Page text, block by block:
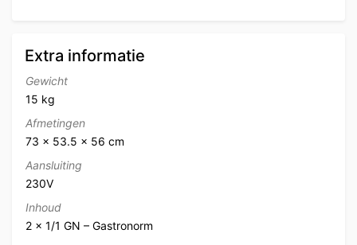
Extra informatie
Gewicht
15 kg
Afmetingen
73 × 53.5 × 56 cm
Aansluiting
230V
Inhoud
2 x 1/1 GN – Gastronorm